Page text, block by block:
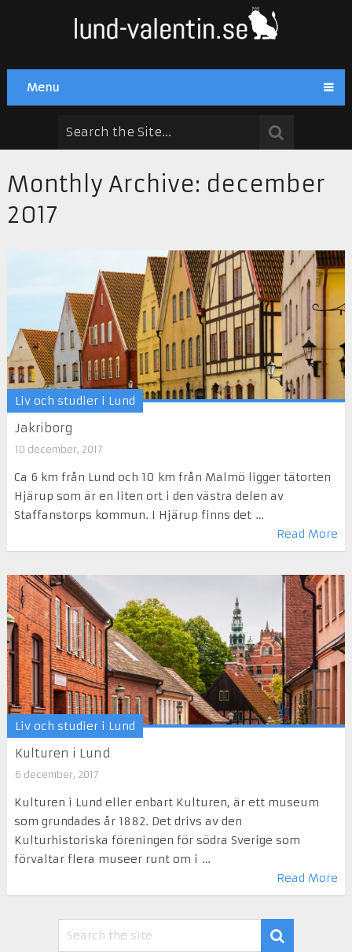
Menu
Monthly Archive: december
2017
Liv och studier i Lund
Jakriborg
10 december, 2017
Ca 6 km från Lund och 10 km från Malmö ligger tätorten
Hjärup som är en liten ort i den västra delen av
Staffanstorps kommun. I Hjärup finns det …
Read More
Liv och studier i Lund
Kulturen i Lund
6 december, 2017
Kulturen i Lund eller enbart Kulturen, är ett museum
som grundades år 1882. Det drivs av den
Kulturhistoriska föreningen för södra Sverige som
förvaltar flera museer runt om i …
Read More